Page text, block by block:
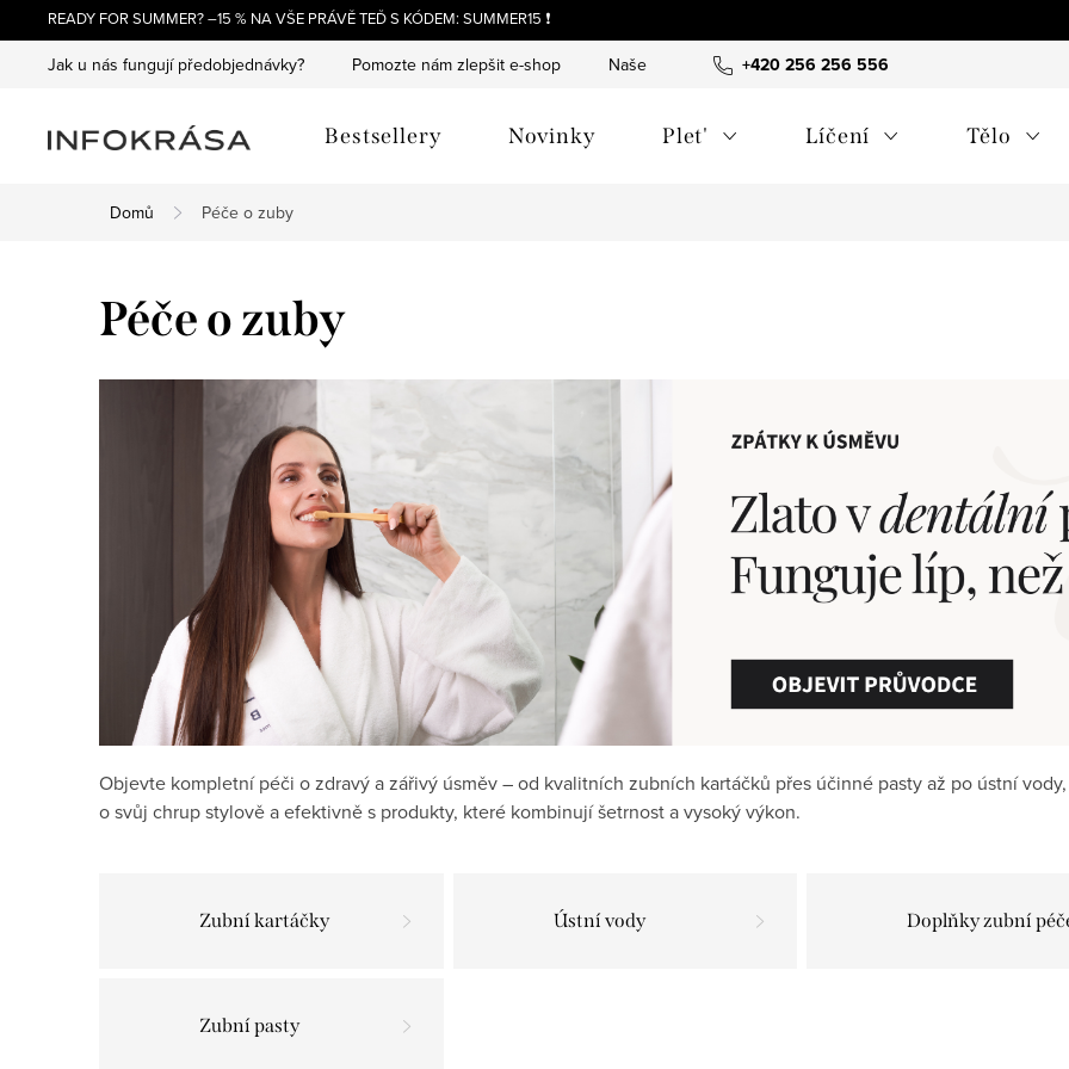
na
obsah
READY FOR SUMMER? –15 % NA VŠE PRÁVĚ TEĎ S KÓDEM: SUMMER15 ❗
+420 256 256 556
Jak u nás fungují předobjednávky? Pomozte nám zlepšit e-shop Naše tipy a příběhy O nás
Bestsellery Novinky Plet' Líčení Tělo
Domů Péče o zuby
Péče o zuby
Objevte kompletní péči o zdravý a zářivý úsměv – od kvalitních zubních kartáčků přes účinné pasty až po ústní
o svůj chrup stylově a efektivně s produkty, které kombinují šetrnost a vysoký výkon.
Zubní kartáčky Ústní vody Doplňky zubní
Zubní pasty